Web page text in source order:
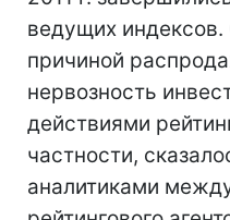
ведущих индексов.
причиной
нервозность
действиями
частности,
аналитиками